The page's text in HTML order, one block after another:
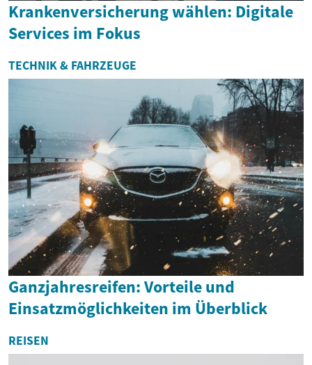
Krankenversicherung wählen: Digitale
Services im Fokus
TECHNIK & FAHRZEUGE
Ganzjahresreifen: Vorteile und
Einsatzmöglichkeiten im Überblick
REISEN